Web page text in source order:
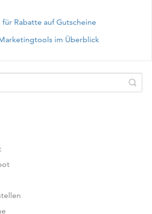
Rabatte auf Gutscheine
im Überblick